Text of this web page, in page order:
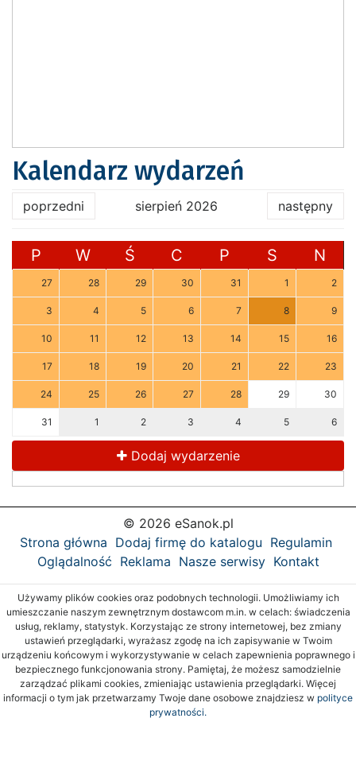
Kalendarz wydarzeń
poprzedni sierpień 2026 następny
P W Ś C P S N
27 28 29 30 31 1 2
3 4 5 6 7 8 9
10 11 12 13 14 15 16
17 18 19 20 21 22 23
24 25 26 27 28 29 30
31 1 2 3 4 5 6
Dodaj wydarzenie
© 2026 eSanok.pl
Strona główna Dodaj firmę do katalogu Regulamin
Oglądalność Reklama Nasze serwisy Kontakt
Używamy plików cookies oraz podobnych technologii. Umożliwiamy ich
umieszczanie naszym zewnętrznym dostawcom m.in. w celach: świadczenia
usług, reklamy, statystyk. Korzystając ze strony internetowej, bez zmiany
ustawień przeglądarki, wyrażasz zgodę na ich zapisywanie w Twoim
urządzeniu końcowym i wykorzystywanie w celach zapewnienia poprawnego i
bezpiecznego funkcjonowania strony. Pamiętaj, że możesz samodzielnie
zarządzać plikami cookies, zmieniając ustawienia przeglądarki. Więcej
informacji o tym jak przetwarzamy Twoje dane osobowe znajdziesz w polityce
prywatności.